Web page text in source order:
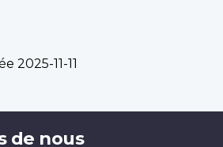
2025-11-11
de nous